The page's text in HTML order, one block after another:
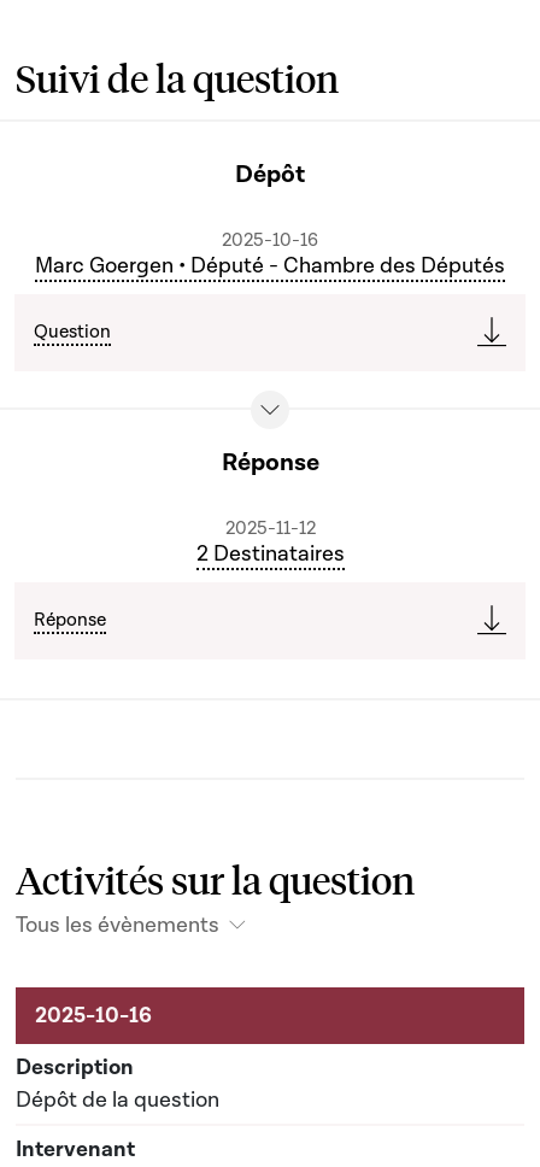
Suivi de la question
Dépôt
2025-10-16
Marc Goergen • Député - Chambre des Députés
Question
Réponse
2025-11-12
2 Destinataires
Réponse
Activités sur la question
Tous les évènements
Activités liées au dossier
Dépôt de la question